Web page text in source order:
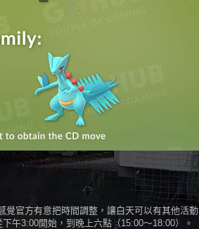
覺官方有意把時間調整，讓白天可以有其他活動
午3:00開始，到晚上六點（15:00～18:00）。